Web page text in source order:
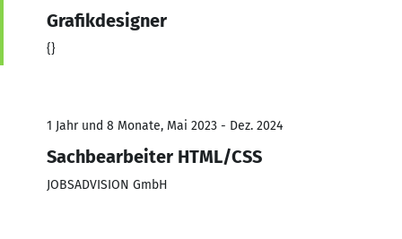
Grafikdesigner
{}
1 Jahr und 8 Monate, Mai 2023 - Dez. 2024
Sachbearbeiter HTML/CSS
JOBSADVISION GmbH